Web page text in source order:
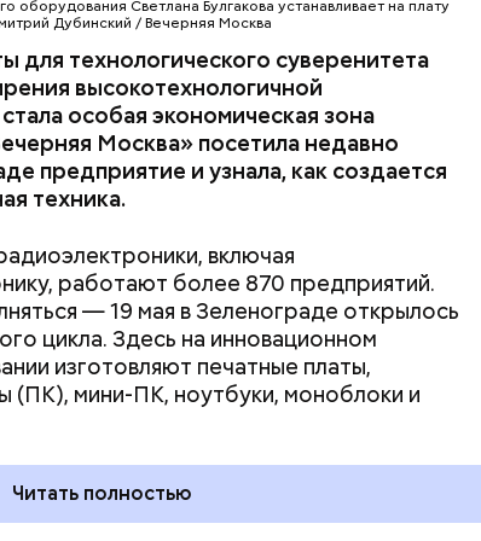
Светлана Булгакова устанавливает на плату
Дубинский / Вечерняя Москва
для технологического суверенитета
высокотехнологичной
особая экономическая зона
Москва» посетила недавно
предприятие и узнала, как создается
техника.
включая
работают более 870 предприятий.
— 19 мая в Зеленограде открылось
цикла. Здесь на инновационном
изготовляют печатные платы,
(ПК), мини-ПК, ноутбуки, моноблоки и
Читать полностьюфестивалей в современном
разные развлекательные мероприятия,
но и выступали при царском дворе:
творчества был Иван Грозный. Именно по
потешный двор при царском дворце.